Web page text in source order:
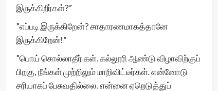
இருக்கிறீர்கள்?”
”எப்படி இருக்கிறேன்? சாதாரணமாகத்தானே
இருக்கிறேன்!”
”பொய் சொல்லாதீர் கள். கல்லூரி ஆண்டு விழாவிற்குப்
பிறகு, நீங்கள் முற்றிலும் மாறிவிட்டீர்கள். என்னோடு
சரியாகப் பேசுவதில்லை. என்னை ஏறெடுத்துப்